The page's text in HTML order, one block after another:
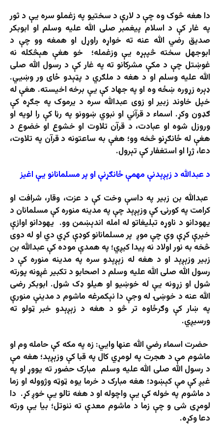
دا هغه څوک وه چې د لارې د سختیو په زغملو سره یې د ثور
په غار کې د اسلام پیغمبر صلی الله علیه وسلم او ابوبکر
صدیق رضي الله عنه ته خواړه راوړل او همغه وو چې د
ابوجهل سخته څپېړه یې وزغمله؛ خو هغې هېڅکله نه
غوښتل چې د مکې مشرکانو ته په غار کې د رسول الله صلی
الله علیه وسلم او د هغه د ملګري د پټېدو ځای ور وښیي.
ډېره زړوره ښځه وه او په جهاد کې یې برخه اخیسته. هغې له
خپل خاوند زبیر او زوی عبدالله سره د یرموک په جګړه کې
ګډون وکړ. اسماء د قرآني او نبوي ښوونو په رڼا کې را لویه او
وروزل شوه او عبادت، د قرآن تلاوت او خشوع او خضوع د
هغې له ځانګړنو څخه وو؛ هغې به ساعتونه د قرآن په تلاوت،
دعا، ژړا او استغفار کې تېرول.
د عبدالله د زېږېدنې مهمېځانګړنې او پرمسلمانانو یې اغیز
عبدالله بن زبیر په داسې وخت کې د عزت، وقار، شرافت او
کرامت په کورنۍ کې وزېږېد چې په مدینه منوره کې مسلمانان د
یهودانو د ناوړه تبلیغاتو له امله اندېښمن وو. یهودانو اوازې
خپرې کړې وې چې موږ پر مسلمانانو کوډې کړي دي او له دوی
څخه به نور اولاد نه پیدا کیږي؛ په همدې موده کې عبدالله بن
زبیر وزېږېد او د هغه له زېږېدو سره په مدینه منوره کې د
رسول الله صلی الله علیه وسلم د اصحابو د تکبیر غږونه پورته
شول او زړونه یې له خوښیو او هیلو ډک شول. ابوبکر رضی
الله عنه د خوښۍ له وجې دا نېکمرغه ماشوم د مدینې منورې
په ښار کې وګرځاوه تر څو د هغه د زېږېدو خبر ټولو ته
ورسیږي.
حضرت اسماء رضي الله عنها وايي: زه په مکه کې حامله وم او
ماشوم مې د هجرت په لومړي کال په قبا کې وزېږېد؛ هغه مې
د رسول الله صلی الله علیه وسلم مبارک حضور ته یووړ او په
غیږ کې مې کېښود؛ هغه مبارک د خرما یوه ټوټه وژووله او زما
د ماشوم په خوله کې یې واچوله او د هغه تالو یې خوږ کړ. دا
لومړی شی و چې زما د ماشوم معدې ته ننوتل؛ بيا يې ورته
دعا وکړه.